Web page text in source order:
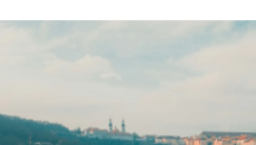
世界中の契約社員をオン
スタートアップ
契約社員の報酬計算ツ
グローバルな契約社員向
English
Nederlands
Français